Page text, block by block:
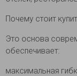
Почему стоит
Это основа
обеспечивает:
максимальная